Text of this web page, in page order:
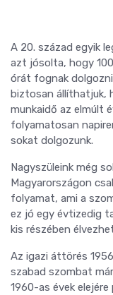
A 20. század egyik
azt jósolta, hogy
órát fognak
biztosan állíthatjuk,
munkaidő az elmúlt
folyamatosan
sokat dolgozunk.
Nagyszüleink még
Magyarországon
folyamat, ami a
ez jó egy évtizedig
kis részében
Az igazi áttörés
szabad szombat
1960-as évek